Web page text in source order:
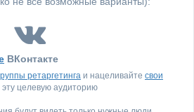
ВКонтакте
ретаргетинга и нацеливайте свои
эту целевую аудиторию